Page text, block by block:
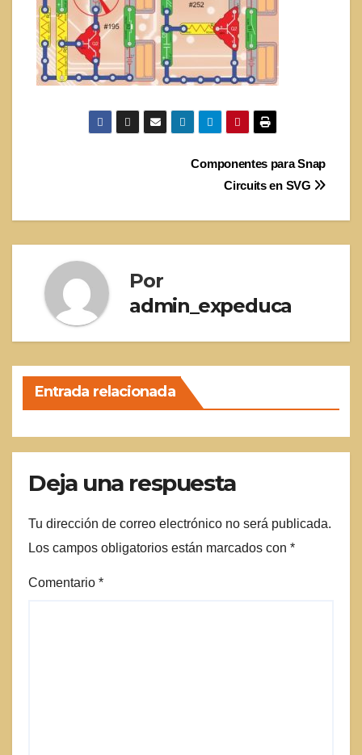
Componentes para Snap
Circuits en SVG
Por
admin_expeduca
Entrada relacionada
Deja una respuesta
Tu dirección de correo electrónico no será publicada.
Los campos obligatorios están marcados con *
Comentario *